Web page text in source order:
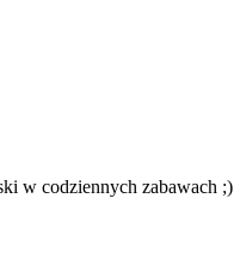
w codziennych zabawach ;)